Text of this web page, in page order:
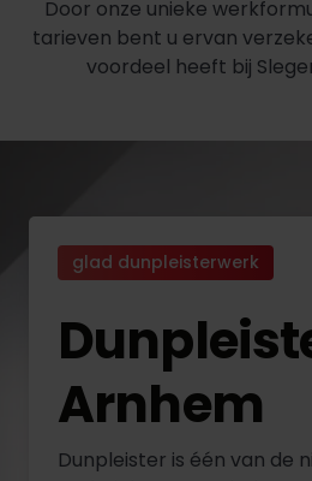
Door onze unieke
tarieven bent u ervan
voordeel heeft bij
glad dunpleisterwerk
Arnhem
Dunpleister is één van de